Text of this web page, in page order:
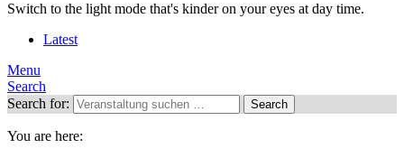
Switch to the light mode that's kinder on your eyes at day time.
Latest
Menu
Search
Search for:
Search
You are here: